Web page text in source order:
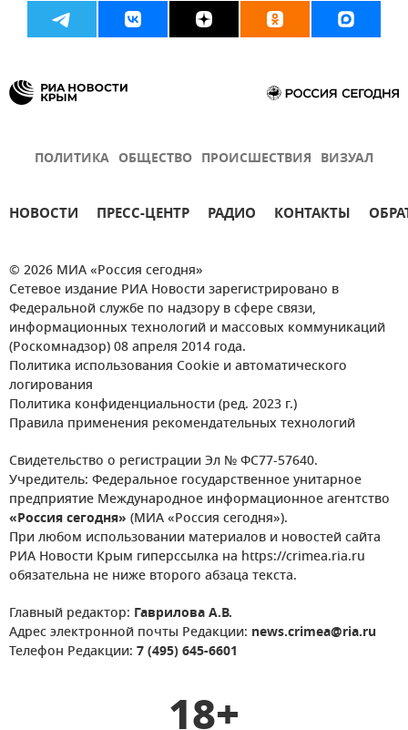
ПОЛИТИКА ОБЩЕСТВО ПРОИСШЕСТВИЯ ВИЗУАЛ
НОВОСТИ ПРЕСС-ЦЕНТР РАДИО КОНТАКТЫ
© 2026 МИА «Россия сегодня»
Сетевое издание РИА Новости зарегистрировано в
Федеральной службе по надзору в сфере связи,
информационных технологий и массовых коммуникаций
(Роскомнадзор) 08 апреля 2014 года.
Политика использования Cookie и автоматического
логирования
Политика конфиденциальности (ред. 2023 г.)
Правила применения рекомендательных технологий
Свидетельство о регистрации Эл № ФС77-57640.
Учредитель: Федеральное государственное унитарное
предприятие Международное информационное агентство
«Россия сегодня» (МИА «Россия сегодня»).
При любом использовании материалов и новостей сайта
РИА Новости Крым гиперссылка на https://crimea.ria.ru
обязательна не ниже второго абзаца текста.
Главный редактор: Гаврилова А.В.
Адрес электронной почты Редакции: news.crimea@ria.ru
Телефон Редакции: 7 (495) 645-6601